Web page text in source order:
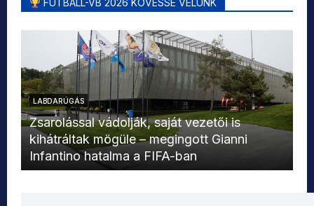
FUTBALL-VB 2026 KÖVESSE VELÜNK
LABDARÚGÁS
Zsarolással vádolják, saját vezetői is
kihátráltak mögüle – megingott Gianni
Infantino hatalma a FIFA-ban